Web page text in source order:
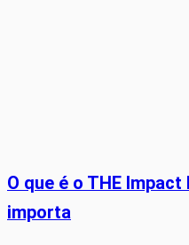
O que é o THE
importa